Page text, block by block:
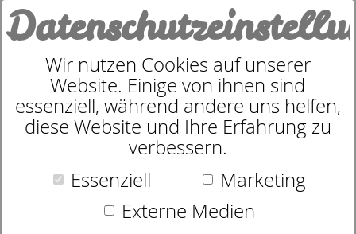
0
Unser Team:
Schlafexperten für
ihren erholsamen
Wir nutzen Cookies auf unserer
Website. Einige von ihnen sind
essenziell, während andere uns helfen,
diese Website und Ihre Erfahrung zu
verbessern.
Essenziell
Marketing
Externe Medien